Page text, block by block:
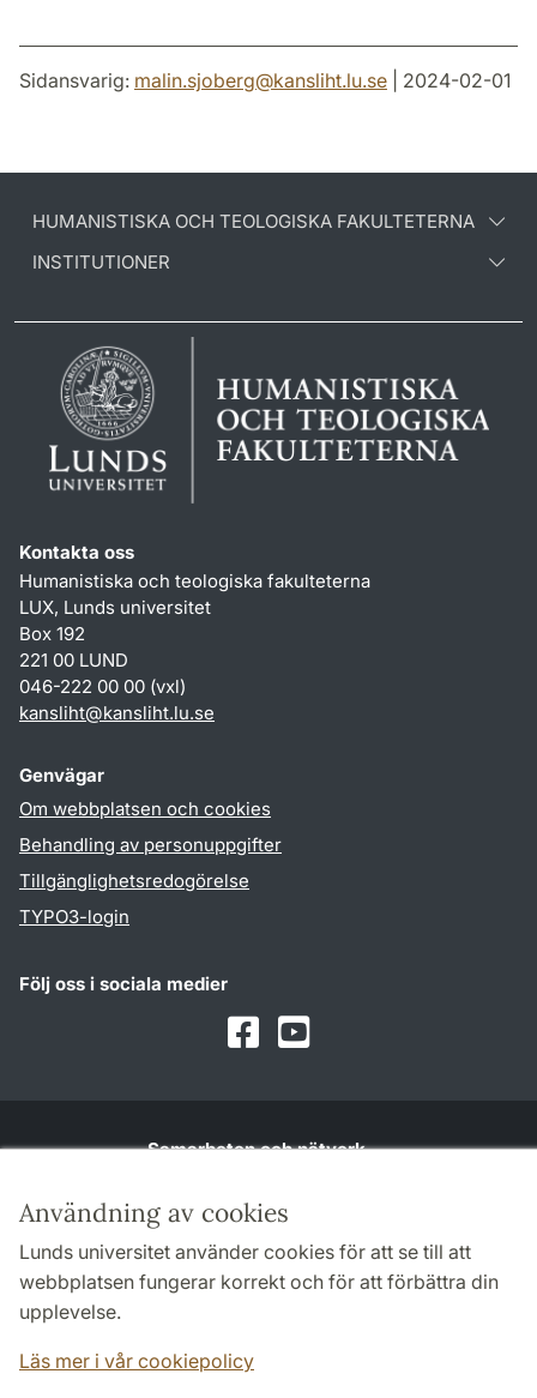
Användning av cookies
Lunds universitet använder cookies för att se till att
webbplatsen fungerar korrekt och för att förbättra din
upplevelse.
Läs mer i vår cookiepolicy
Sidansvarig: malin.sjoberg@kansliht.lu.se | 2024-02-01
HUMANISTISKA OCH TEOLOGISKA FAKULTETERNA
INSTITUTIONER
Kontakta oss
Humanistiska och teologiska fakulteterna
LUX, Lunds universitet
Box 192
221 00 LUND
046-222 00 00 (vxl)
kansliht@kansliht.lu.se
Genvägar
Om webbplatsen och cookies
Behandling av personuppgifter
Tillgänglighetsredogörelse
TYPO3-login
Följ oss i sociala medier
Facebook
Youtube
Samarbeten och nätverk